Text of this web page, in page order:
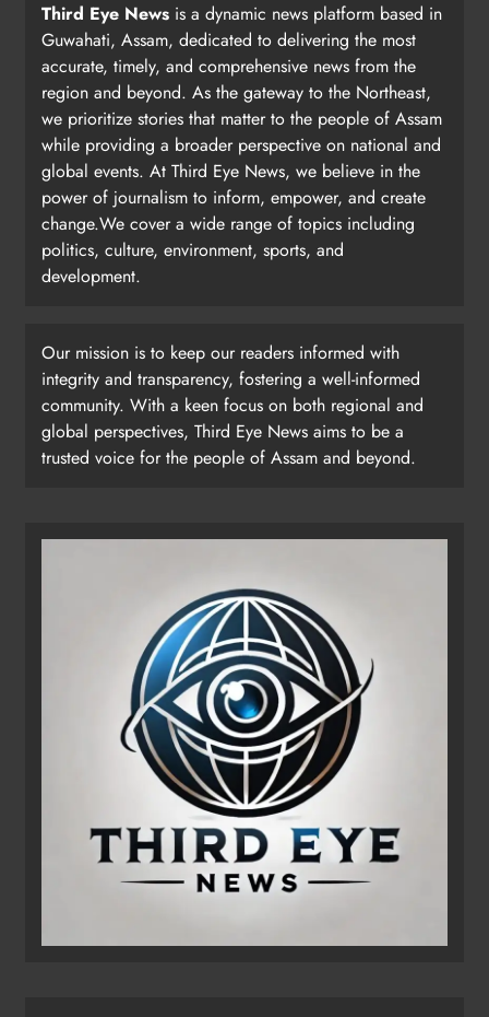
Third Eye News is a dynamic news platform based in
Guwahati, Assam, dedicated to delivering the most
accurate, timely, and comprehensive news from the
region and beyond. As the gateway to the Northeast,
we prioritize stories that matter to the people of Assam
while providing a broader perspective on national and
global events. At Third Eye News, we believe in the
power of journalism to inform, empower, and create
change.We cover a wide range of topics including
politics, culture, environment, sports, and
development.
Our mission is to keep our readers informed with
integrity and transparency, fostering a well-informed
community. With a keen focus on both regional and
global perspectives, Third Eye News aims to be a
trusted voice for the people of Assam and beyond.